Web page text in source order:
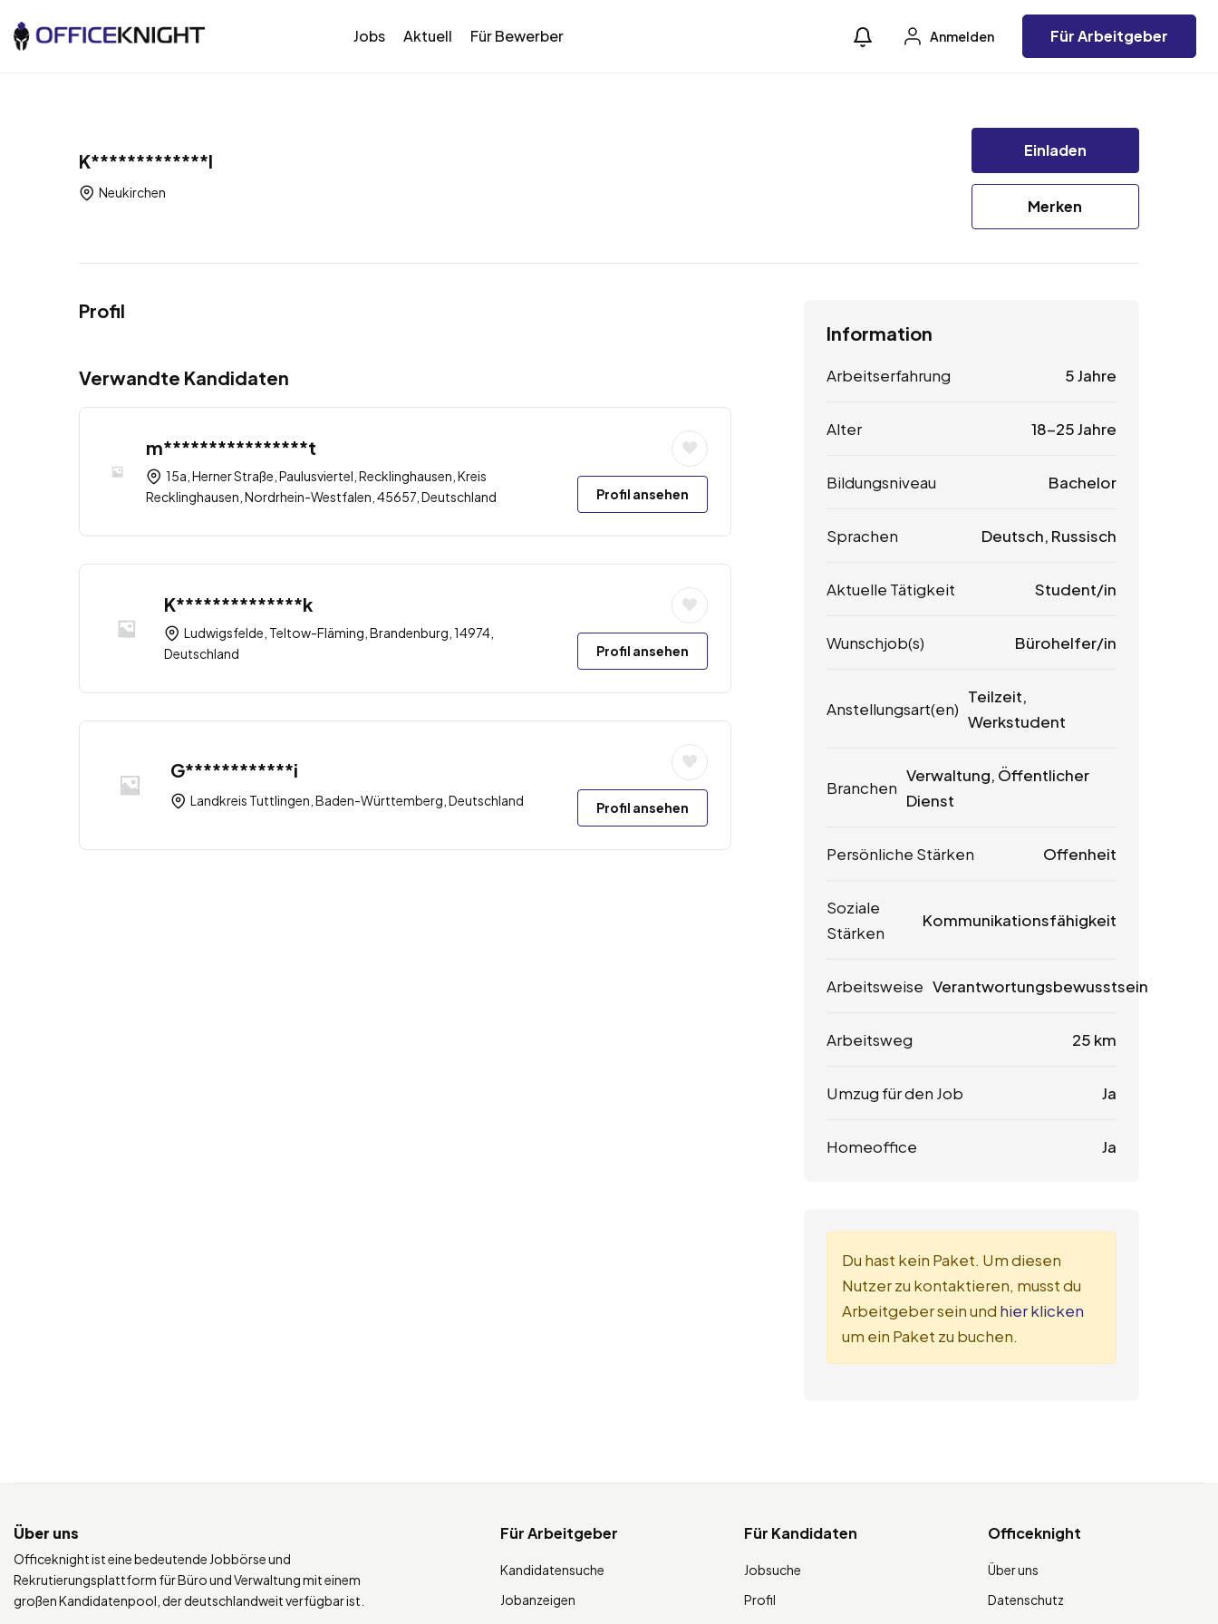
Jobs Aktuell Für Bewerber Anmelden Für Arbeitgeber
K*************l
Neukirchen
Einladen
Merken
Profil
Verwandte Kandidaten
m****************t
15a, Herner Straße, Paulusviertel, Recklinghausen, Kreis
Recklinghausen, Nordrhein-Westfalen, 45657, Deutschland
Profil ansehen
K**************k
Ludwigsfelde, Teltow-Fläming, Brandenburg, 14974,
Deutschland
Profil ansehen
G************i
Landkreis Tuttlingen, Baden-Württemberg, Deutschland Profil ansehen
Information
Arbeitserfahrung 5 Jahre
Alter 18-25 Jahre
Bildungsniveau Bachelor
Sprachen Deutsch, Russisch
Aktuelle Tätigkeit Student/in
Wunschjob(s) Bürohelfer/in
Anstellungsart(en)
Teilzeit,
Werkstudent
Branchen
Verwaltung, Öffentlicher
Dienst
Persönliche Stärken Offenheit
Soziale
Stärken
Kommunikationsfähigkeit
Arbeitsweise Verantwortungsbewusstsein
Arbeitsweg 25 km
Umzug für den Job Ja
Homeoffice Ja
Du hast kein Paket. Um diesen
Nutzer zu kontaktieren, musst du
Arbeitgeber sein und hier klicken
um ein Paket zu buchen.
Über uns
Officeknight ist eine bedeutende Jobbörse und
Rekrutierungsplattform für Büro und Verwaltung mit einem
großen Kandidatenpool, der deutschlandweit verfügbar ist.
Für Arbeitgeber
Kandidatensuche
Jobanzeigen
Für Kandidaten
Jobsuche
Profil
Officeknight
Über uns
Datenschutz